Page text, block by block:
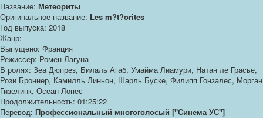
Название: Метеориты
Оригинальное название: Les m?t?orites
Год выпуска: 2018
Жанр:
Выпущено: Франция
Режиссер: Ромен Лагуна
В ролях: Зеа Дюпрез, Билаль Агаб, Умайма Лиамури, Натан ле Грасье,
Рози Броннер, Камилль Линьон, Шарль Буске, Филипп Гонзалес, Морган
Гизелинк, Осеан Лопес
Продолжительность: 01:25:22
Перевод: Профессиональный многоголосый ["Синема УС"]